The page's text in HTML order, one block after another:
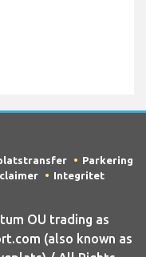
Parkering
Integritet
OU trading as
(also known as